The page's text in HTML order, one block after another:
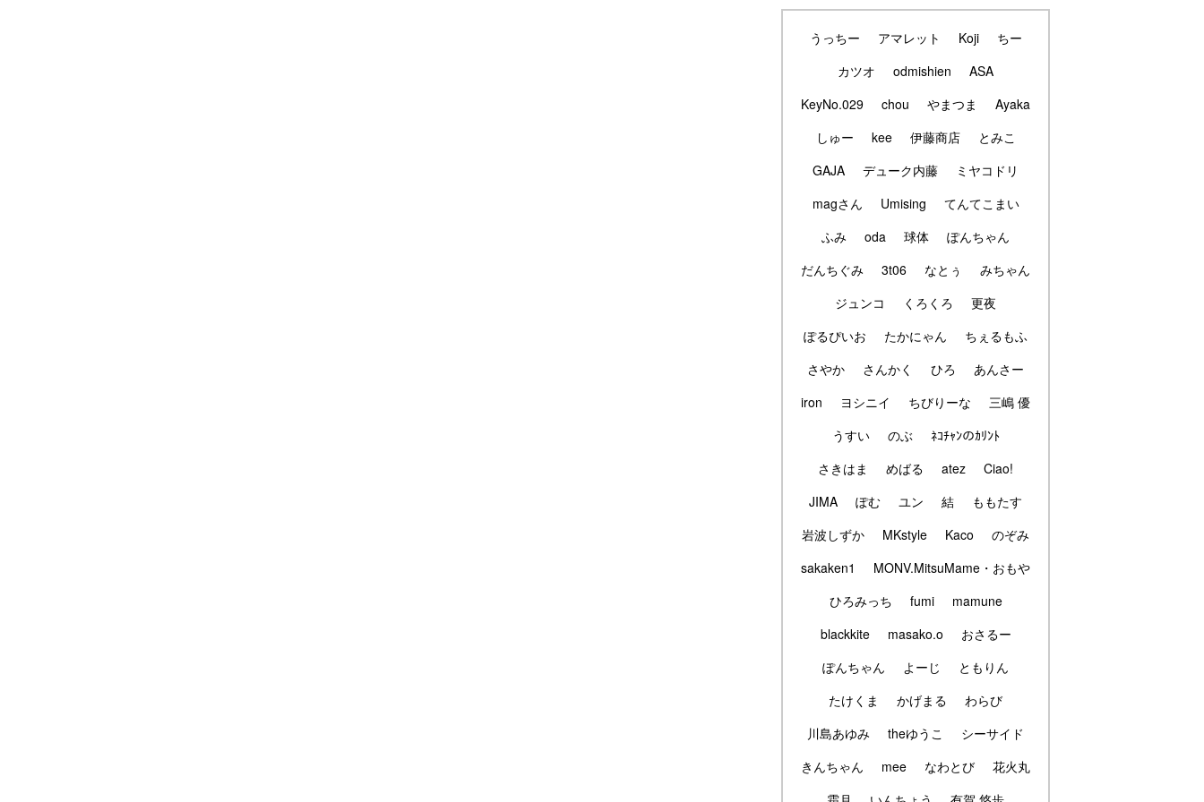
うっちー アマレット Koji
ちー
カツオ
odmishien
ASA
KeyNo.029
chou やまつま
Ayaka
しゅー
kee 伊藤商店
とみこ
GAJA
デューク内藤
ミヤコドリ
magさん
Umising
てんてこまい
ふみ
oda 球体
ぽんちゃん
だんちぐみ
3t06 なとぅ
みちゃん
ジュンコ
くろくろ
更夜
ぽるぴいお
たかにゃん
ちぇるもふ
さやか
さんかく ひろ
あんさー
iron
ヨシニイ ちびりーな
三嶋 優
うすい
のぶ
ﾈｺﾁｬﾝのｶﾘﾝﾄ
さきはま
めばる atez
Ciao!
JIMA
ぽむ ユン 結
ももたす
岩波しずか
MKstyle Kaco
のぞみ
sakaken1
MONV.MitsuMame・おもや
ひろみっち
fumi
mamune
blackkite
masako.o
おさるー
ぽんちゃん
よーじ
ともりん
たけくま
かげまる
わらび
川島あゆみ
theゆうこ
シーサイド
きんちゃん
mee なわとび
花火丸